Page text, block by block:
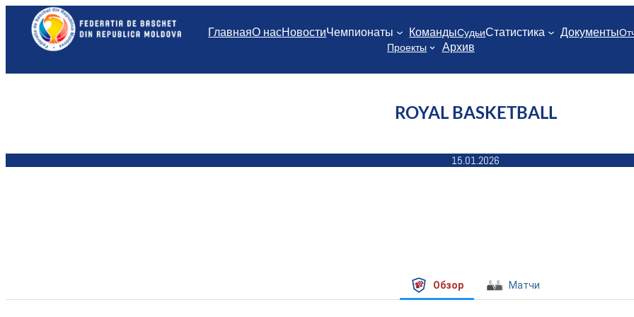
Перейти
содержимому
ГлавнаяО насНовостиЧемпионаты КомандыСудьиСтатистика Документы
Проекты
Архив
ROYAL BASKETBALL
15.01.2026
Обзор Матчи